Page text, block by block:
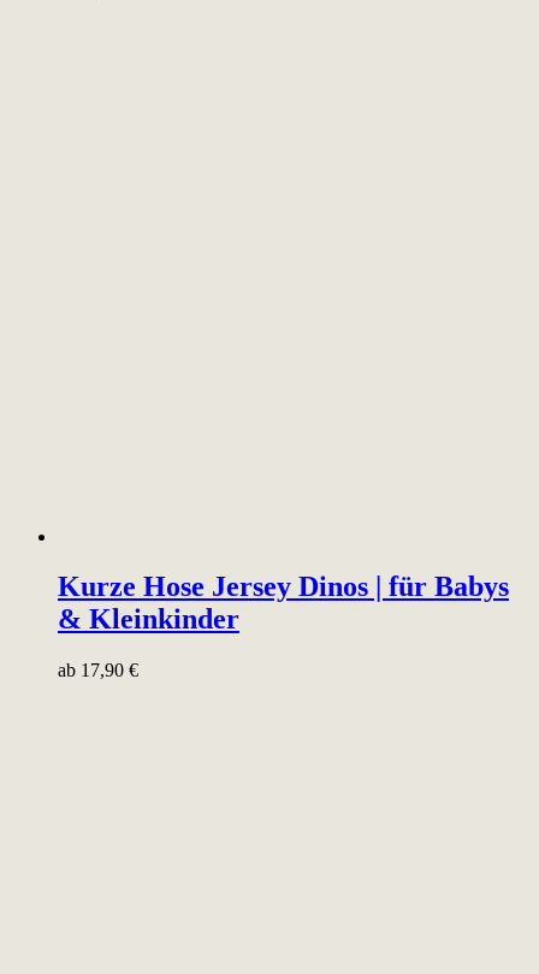
Kurze Hose Jersey Dinos | für Babys
& Kleinkinder
ab 17,90 €